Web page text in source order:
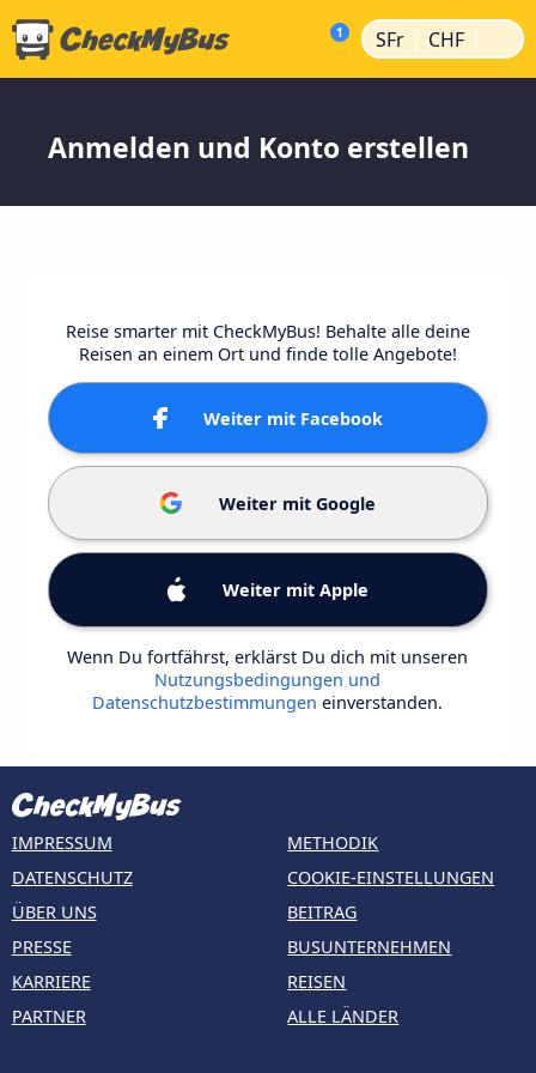
SFr | CHF |
Anmelden und Konto erstellen
Reise smarter mit CheckMyBus! Behalte alle deine
Reisen an einem Ort und finde tolle Angebote!
Weiter mit Facebook
Weiter mit Google
Weiter mit Apple
Wenn Du fortfährst, erklärst Du dich mit unseren
Nutzungsbedingungen und
Datenschutzbestimmungen einverstanden.
IMPRESSUM
DATENSCHUTZ
ÜBER UNS
PRESSE
KARRIERE
PARTNER
METHODIK
COOKIE-EINSTELLUNGEN
BEITRAG
BUSUNTERNEHMEN
REISEN
ALLE LÄNDER